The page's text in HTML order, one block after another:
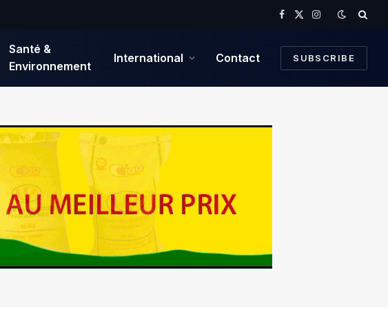
Facebook
X
Instagram
Santé &
Environnement
International Contact SUBSCRIBE